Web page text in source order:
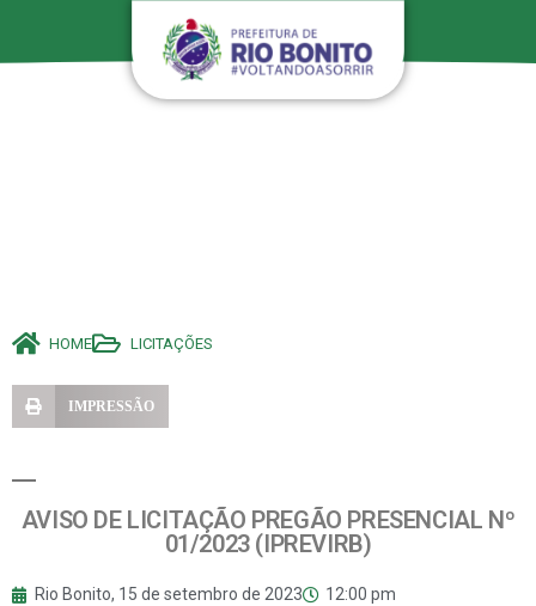
HOME LICITAÇÕES
IMPRESSÃO
AVISO DE LICITAÇÃO PREGÃO PRESENCIAL Nº
01/2023 (IPREVIRB)
Rio Bonito, 15 de setembro de 2023 12:00 pm